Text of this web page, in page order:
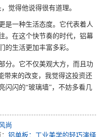
觉得他说得很有道理。
是一种生活态度。它代表着人
。在这个快节奏的时代，铝幕
的生活更加丰富多彩。
分。它不仅美观大方，而且功
带来的改变，我觉得这投资还
闪闪的“玻璃墙”，不妨多看几
尚
铝单板：工业美学的轻巧演绎